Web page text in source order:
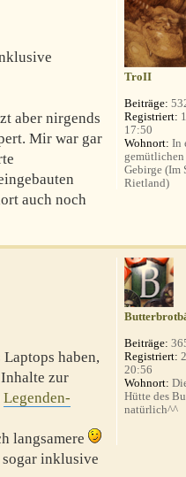
aber nirgends
Mir war gar
auch noch
TroII
Beiträge:
Registriert:
17:50
Wohnort: In
Gebirge (Im
Rietland)
haben,
zur
Legenden-
langsamere
sogar inklusive
Beiträge:
Registriert:
20:56
Wohnort:
Hütte des
natürlich^^